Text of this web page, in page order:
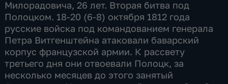
Милорадовича, 26 лет. Вторая битва под
Полоцком. 18-20 (6-8) октября 1812 года
русские войска под командованием генерала
Петра Витгенштейна атаковали баварский
корпус французской армии. К рассвету
третьего дня они отвоевали Полоцк, за
несколько месяцев до этого занятый